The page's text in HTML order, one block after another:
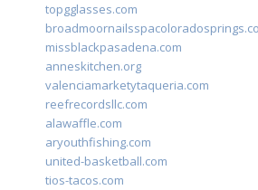
topgglasses.com
missblackpasadena.com
anneskitchen.org
valenciamarketytaqueria.com
reefrecordsllc.com
alawaffle.com
aryouthfishing.com
united-basketball.com
tios-tacos.com